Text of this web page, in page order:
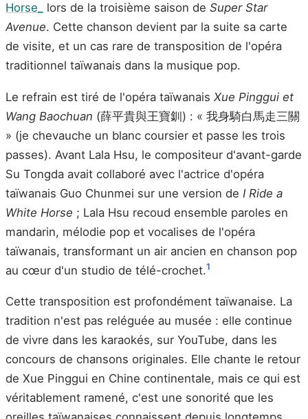
Horse_
lors de la troisième saison de Super Star
Avenue. Cette chanson devient par la suite sa carte
de visite, et un cas rare de transposition de l'opéra
traditionnel taïwanais dans la musique pop.
Le refrain est tiré de l'opéra taïwanais Xue Pinggui et
Wang Baochuan (薛平貴與王寶釧) : « 我身騎白馬走三關
» (je chevauche un blanc coursier et passe les trois
passes). Avant Lala Hsu, le compositeur d'avant-garde
Su Tongda avait collaboré avec l'actrice d'opéra
taïwanais Guo Chunmei sur une version de I Ride a
White Horse ; Lala Hsu recoud ensemble paroles en
mandarin, mélodie pop et vocalises de l'opéra
taïwanais, transformant un air ancien en chanson pop
au cœur d'un studio de télé-crochet.1
Cette transposition est profondément taïwanaise. La
tradition n'est pas reléguée au musée : elle continue
de vivre dans les karaokés, sur YouTube, dans les
concours de chansons originales. Elle chante le retour
de Xue Pinggui en Chine continentale, mais ce qui est
véritablement ramené, c'est une sonorité que les